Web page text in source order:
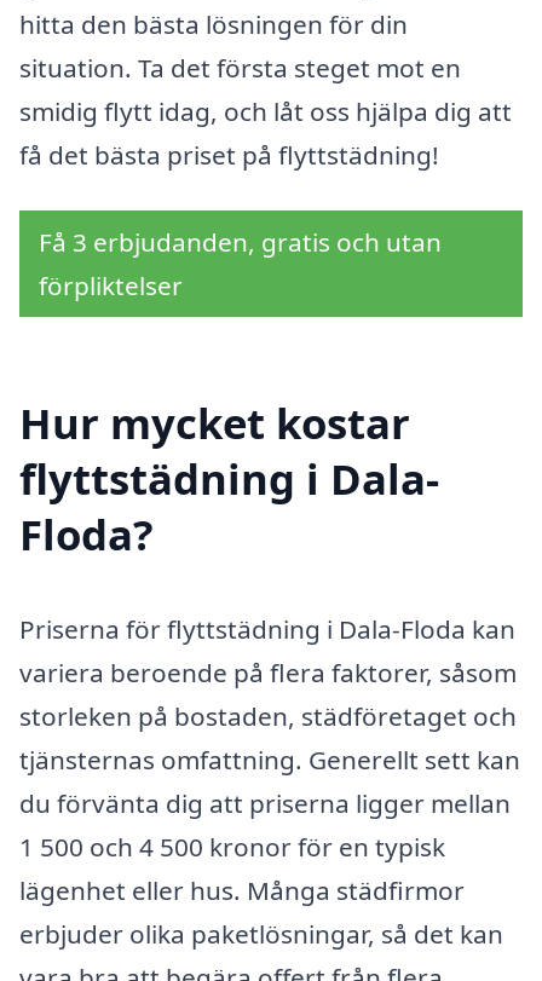
hitta den bästa lösningen för din
situation. Ta det första steget mot en
smidig flytt idag, och låt oss hjälpa dig att
få det bästa priset på flyttstädning!
Få 3 erbjudanden, gratis och utan
förpliktelser
Hur mycket kostar
flyttstädning i Dala-
Floda?
Priserna för flyttstädning i Dala-Floda kan
variera beroende på flera faktorer, såsom
storleken på bostaden, städföretaget och
tjänsternas omfattning. Generellt sett kan
du förvänta dig att priserna ligger mellan
1 500 och 4 500 kronor för en typisk
lägenhet eller hus. Många städfirmor
erbjuder olika paketlösningar, så det kan